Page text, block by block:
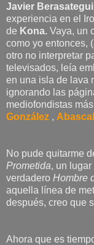
Javier Berasategui
experiencia en el
de Kona. Vaya, un
como yo entonces,
otro no interpretar
televisados, leía
en una isla de lava
ignorando las
mediofondistas
González , Abascal
No pude quitarme
Prometida, un
verdadero Hombre
aquella línea de
después, creo que
Ahora que es